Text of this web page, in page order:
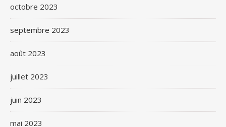
octobre 2023
septembre 2023
août 2023
juillet 2023
juin 2023
mai 2023